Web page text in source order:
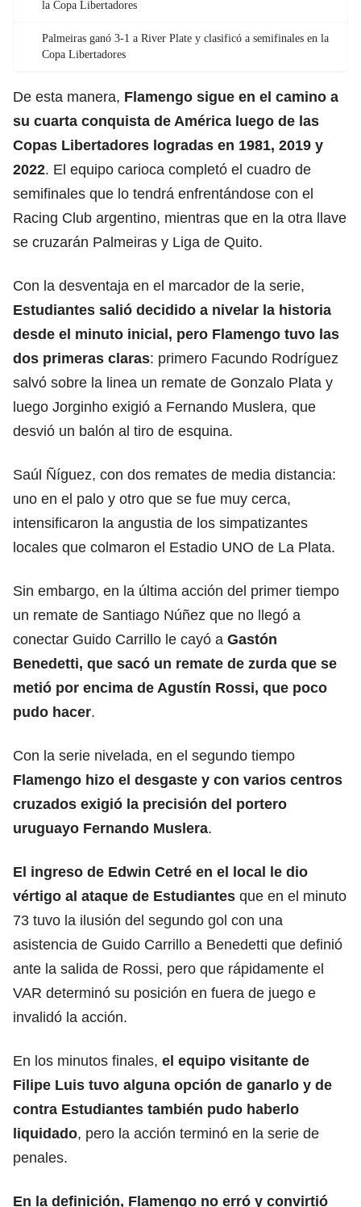
la Copa Libertadores
Palmeiras ganó 3-1 a River Plate y clasificó a semifinales en la
Copa Libertadores
De esta manera, Flamengo sigue en el camino a
su cuarta conquista de América luego de las
Copas Libertadores logradas en 1981, 2019 y
2022. El equipo carioca completó el cuadro de
semifinales que lo tendrá enfrentándose con el
Racing Club argentino, mientras que en la otra llave
se cruzarán Palmeiras y Liga de Quito.
Con la desventaja en el marcador de la serie,
Estudiantes salió decidido a nivelar la historia
desde el minuto inicial, pero Flamengo tuvo las
dos primeras claras: primero Facundo Rodríguez
salvó sobre la linea un remate de Gonzalo Plata y
luego Jorginho exigió a Fernando Muslera, que
desvió un balón al tiro de esquina.
Saúl Ñíguez, con dos remates de media distancia:
uno en el palo y otro que se fue muy cerca,
intensificaron la angustia de los simpatizantes
locales que colmaron el Estadio UNO de La Plata.
Sin embargo, en la última acción del primer tiempo
un remate de Santiago Núñez que no llegó a
conectar Guido Carrillo le cayó a Gastón
Benedetti, que sacó un remate de zurda que se
metió por encima de Agustín Rossi, que poco
pudo hacer.
Con la serie nivelada, en el segundo tiempo
Flamengo hizo el desgaste y con varios centros
cruzados exigió la precisión del portero
uruguayo Fernando Muslera.
El ingreso de Edwin Cetré en el local le dio
vértigo al ataque de Estudiantes que en el minuto
73 tuvo la ilusión del segundo gol con una
asistencia de Guido Carrillo a Benedetti que definió
ante la salida de Rossi, pero que rápidamente el
VAR determinó su posición en fuera de juego e
invalidó la acción.
En los minutos finales, el equipo visitante de
Filipe Luis tuvo alguna opción de ganarlo y de
contra Estudiantes también pudo haberlo
liquidado, pero la acción terminó en la serie de
penales.
En la definición, Flamengo no erró y convirtió